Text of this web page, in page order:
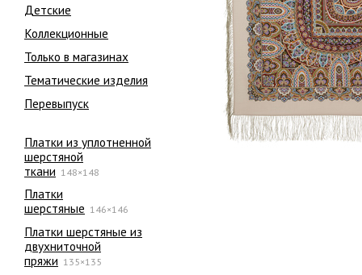
Детские
Коллекционные
Только в магазинах
Тематические изделия
Перевыпуск
Платки из уплотненной
шерстяной
ткани 148×148
Платки
шерстяные 146×146
Платки шерстяные из
двухниточной
пряжи 135×135